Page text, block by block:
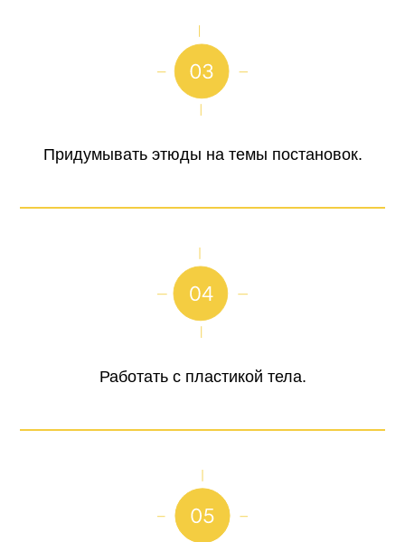
Придумывать этюды на темы постановок.
Работать с пластикой тела.